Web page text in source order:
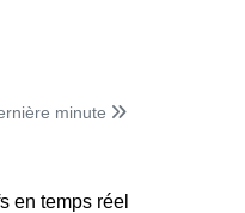
minute
en temps réel